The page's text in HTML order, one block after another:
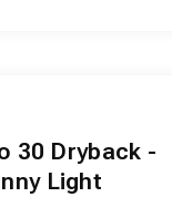
30 Dryback -
Light